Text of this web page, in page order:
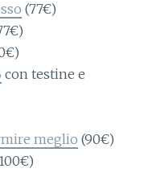
(77€)
con testine e
meglio (90€)